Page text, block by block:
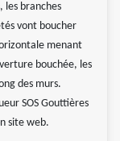
les branches
vont boucher
menant
bouchée, les
des murs.
SOS Gouttières
site web.